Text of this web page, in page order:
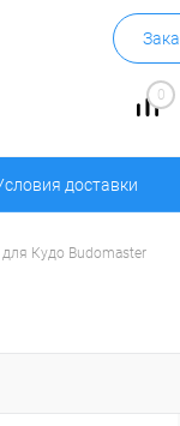
0
доставки
Кудо Budomaster